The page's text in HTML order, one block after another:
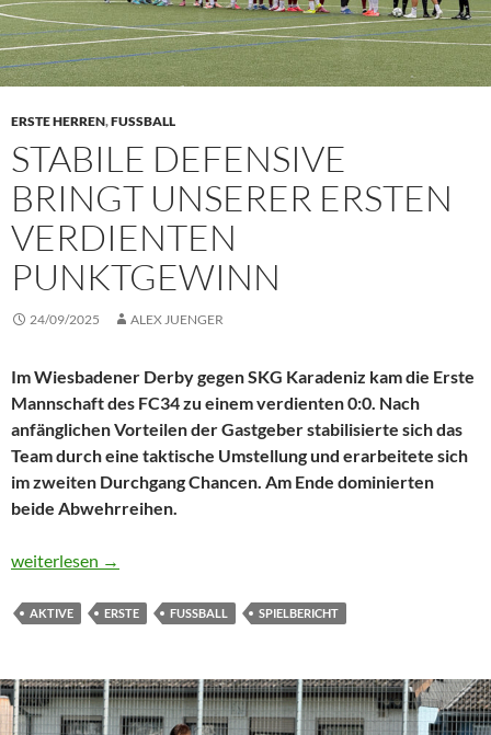
ERSTE HERREN,FUSSBALL
STABILE DEFENSIVE
BRINGT UNSERER ERSTEN
VERDIENTEN
PUNKTGEWINN
24/09/2025 ALEX JUENGER
Im Wiesbadener Derby gegen SKG Karadeniz kam die Erste
Mannschaft des FC34 zu einem verdienten 0:0. Nach
anfänglichen Vorteilen der Gastgeber stabilisierte sich das
Team durch eine taktische Umstellung und erarbeitete sich
im zweiten Durchgang Chancen. Am Ende dominierten
beide Abwehrreihen.
Stabile Defensive bringt unserer Ersten verdienten
weiterlesen →
AKTIVE ERSTE FUSSBALL SPIELBERICHT